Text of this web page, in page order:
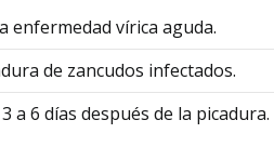
enfermedad vírica aguda.
de zancudos infectados.
a 6 días después de la picadura.